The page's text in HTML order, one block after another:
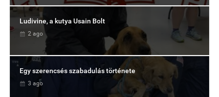
Ludivine, a kutya Usain Bolt
2 ago
Egy szerencsés szabadulás története
3 ago